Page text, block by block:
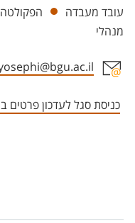
יחידות
עובד מעבדה
הפקולטה
מנהלי
כניסת סגל לעדכון פרטים